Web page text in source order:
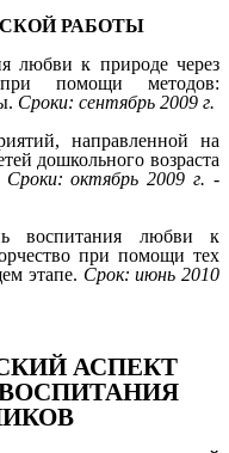
РАБОТЫ
любви к природе через
при помощи методов:
Сроки: сентябрь 2009 г.
направленной на
дошкольного возраста
Сроки: октябрь 2009 г. -
воспитания любви к
при помощи тех
этапе. Срок: июнь 2010
АСПЕКТ